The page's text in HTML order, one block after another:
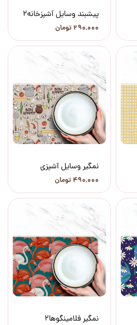
پیشبند وسایل آشپزخانه2
۲۹۰,۰۰۰ تومان
نمگیر وسایل آشپزی
۴۹۰,۰۰۰ تومان
نمگیر فلامینگوها2